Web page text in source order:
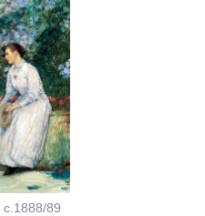
c.1888/89